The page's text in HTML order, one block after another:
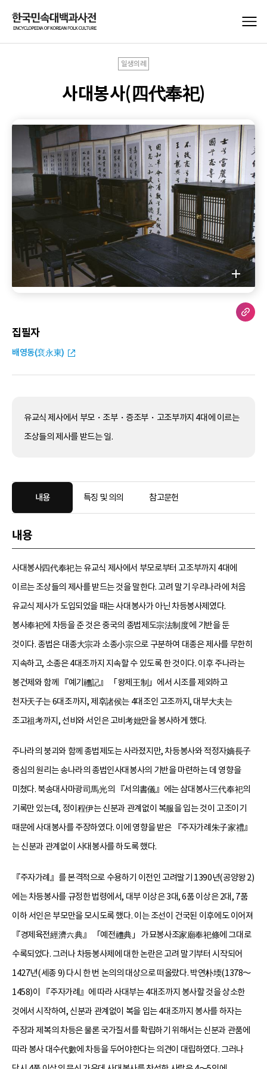
일생의례
사대봉사(四代奉祀)
집필자
배영동(裵永東)
유교식 제사에서 부모・조부・증조부・고조부까지 4대에 이르는
조상들의 제사를 받드는 일.
내용 특징 및 의의 참고문헌
내용
사대봉사四代奉祀는 유교식 제사에서 부모로부터 고조부까지 4대에
이르는 조상들의 제사를 받드는 것을 말한다. 고려 말기 우리나라에 처음
유교식 제사가 도입되었을 때는 사대봉사가 아닌 차등봉사제였다.
봉사奉祀에 차등을 준 것은 중국의 종법제도宗法制度에 기반을 둔
것이다. 종법은 대종大宗과 소종小宗으로 구분하여 대종은 제사를 무한히
지속하고, 소종은 4대조까지 지속할 수 있도록 한 것이다. 이후 주나라는
봉건제와 함께 『예기禮記』 「왕제王制」에서 시조를 제외하고
천자天子는 6대조까지, 제후諸侯는 4대조인 고조까지, 대부大夫는
조고祖考까지, 선비와 서인은 고비考妣만을 봉사하게 했다.
주나라의 붕괴와 함께 종법제도는 사라졌지만, 차등봉사와 적정자嫡長子
중심의 원리는 송나라의 종법인사대봉사의 기반을 마련하는 데 영향을
미쳤다. 북송대사마광司馬光의 『서의書儀』에는 삼대봉사三代奉祀의
기록만 있는데, 정이程伊는 신분과 관계없이 복服을 입는 것이 고조이기
때문에 사대봉사를 주장하였다. 이에 영향을 받은 『주자가례朱子家禮』
는 신분과 관계없이 사대봉사를 하도록 했다.
『주자가례』를 본격적으로 수용하기 이전인 고려말기 1390년(공양왕 2)
에는 차등봉사를 규정한 법령에서, 대부 이상은 3대, 6품 이상은 2대, 7품
이하 서인은 부모만을 모시도록 했다. 이는 조선이 건국된 이후에도 이어져
『경제육전經濟六典』 「예전禮典」 가묘봉사조家廟奉祀條에 그대로
수록되었다. 그러나 차등봉사제에 대한 논란은 고려 말기부터 시작되어
1427년(세종 9) 다시 한 번 논의의 대상으로 떠올랐다. 박연朴堧(1378～
1458)이 『주자가례』에 따라 사대부는 4대조까지 봉사할 것을 상소한
것에서 시작하여, 신분과 관계없이 복을 입는 4대조까지 봉사를 하자는
주장과 제복의 차등은 물론 국가질서를 확립하기 위해서는 신분과 관품에
따라 봉사 대수代數에 차등을 두어야한다는 의견이 대립하였다. 그러나